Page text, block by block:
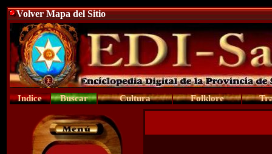
Volver Mapa del Sitio
Indice Buscar Cultura Folklore